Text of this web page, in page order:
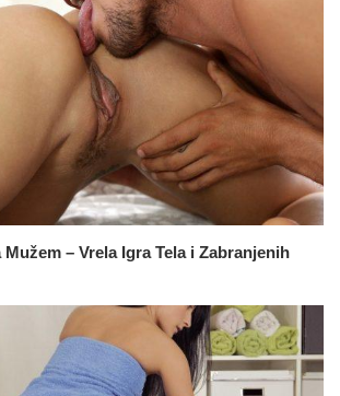
– Vrela Igra Tela i Zabranjenih